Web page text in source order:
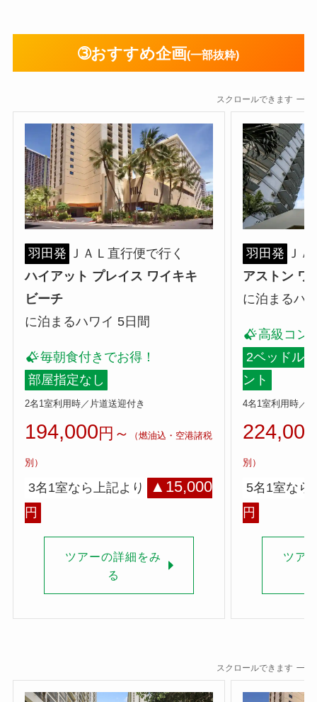
➂おすすめ企画(一部抜粋)
スクロールできます
羽田発 ＪＡＬ直行便で行く
ハイアット プレイス ワイキキ
ビーチ
に泊まるハワイ 5日間
毎朝食付きでお得！
部屋指定なし
2名1室利用時／片道送迎付き
194,000 円～ （燃油込・空港諸税
別）
3名1室なら上記より ▲15,000
円
ツアーの詳細をみ
る
羽田発 Ｊ
アストン ワ
に泊まるハ
高級コン
2ベッドル
ント
4名1室利用時／
224,000
別）
5名1室なら
円
ツア
スクロールできます